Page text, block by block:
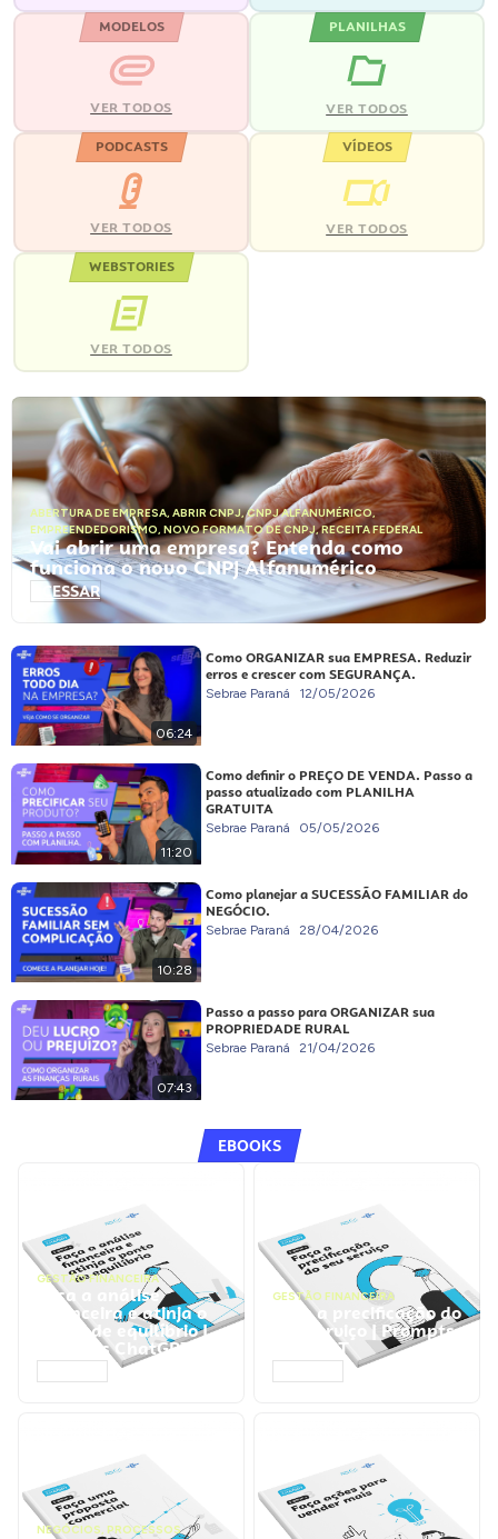
MODELOS
VER TODOS
PLANILHAS
VER TODOS
PODCASTS
VER TODOS
VÍDEOS
VER TODOS
WEBSTORIES
VER TODOS
ABERTURA DE EMPRESA, ABRIR CNPJ,CNPJ ALFANUMÉRICO,
EMPREENDEDORISMO, NOVO FORMATO DE CNPJ,RECEITA FEDERAL
Vai abrir uma empresa? Entenda como
funciona o novo CNPJ Alfanumérico
ACESSAR
06:24
Como ORGANIZAR sua EMPRESA. Reduzir
erros e crescer com SEGURANÇA.
Sebrae Paraná 12/05/2026
11:20
Como definir o PREÇO DE VENDA. Passo a
passo atualizado com PLANILHA
GRATUITA
Sebrae Paraná 05/05/2026
10:28
Como planejar a SUCESSÃO FAMILIAR do
NEGÓCIO.
Sebrae Paraná 28/04/2026
07:43
Passo a passo para ORGANIZAR sua
PROPRIEDADE RURAL
Sebrae Paraná 21/04/2026
EBOOKS
GESTÃO FINANCEIRA
Faça a análise
financeira e atinja o
ponto de equilíbrio |
Prompts ChatGPT
GESTÃO FINANCEIRA
Faça a precificação do
seu serviço | Prompts
ChatGPT
NEGÓCIOS, PROCESSOS